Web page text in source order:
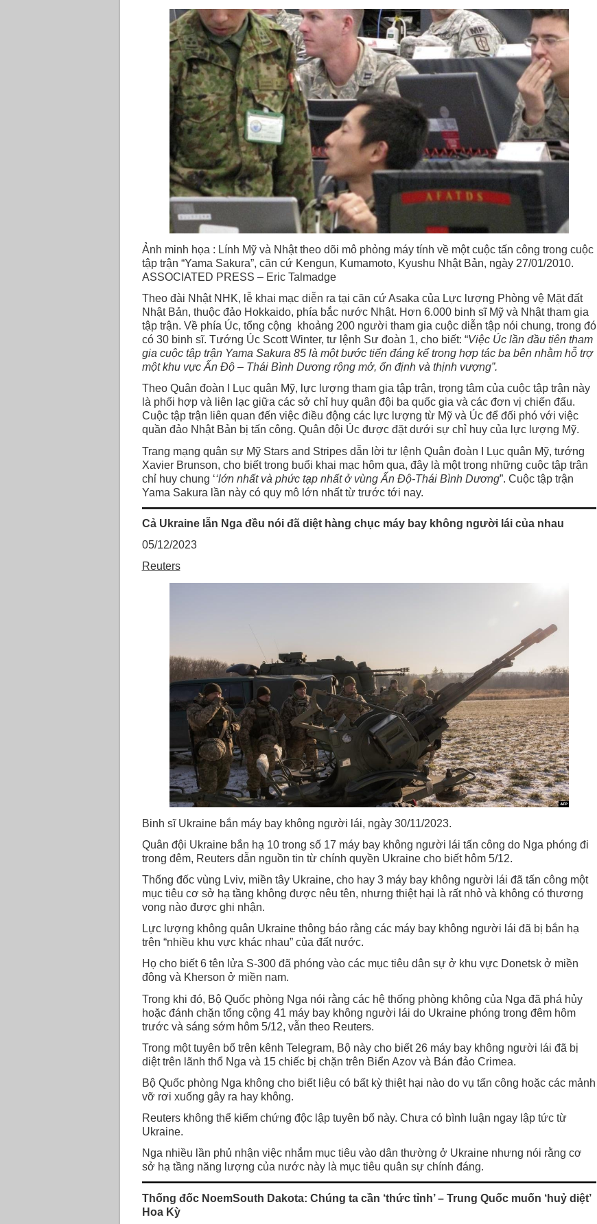
Ảnh minh họa : Lính Mỹ và Nhật theo dõi mô phỏng máy tính về một cuộc tấn công trong cuộc
tập trận “Yama Sakura”, căn cứ Kengun, Kumamoto, Kyushu Nhật Bản, ngày 27/01/2010.
ASSOCIATED PRESS – Eric Talmadge
Theo đài Nhật NHK, lễ khai mạc diễn ra tại căn cứ Asaka của Lực lượng Phòng vệ Mặt đất
Nhật Bản, thuộc đảo Hokkaido, phía bắc nước Nhật. Hơn 6.000 binh sĩ Mỹ và Nhật tham gia
tập trận. Về phía Úc, tổng cộng khoảng 200 người tham gia cuộc diễn tập nói chung, trong đó
có 30 binh sĩ. Tướng Úc Scott Winter, tư lệnh Sư đoàn 1, cho biết: “Việc Úc lần đầu tiên tham
gia cuộc tập trận Yama Sakura 85 là một bước tiến đáng kể trong hợp tác ba bên nhằm hỗ trợ
một khu vực Ấn Độ – Thái Bình Dương rộng mở, ổn định và thịnh vượng”.
Theo Quân đoàn I Lục quân Mỹ, lực lượng tham gia tập trận, trọng tâm của cuộc tập trận này
là phối hợp và liên lạc giữa các sở chỉ huy quân đội ba quốc gia và các đơn vị chiến đấu.
Cuộc tập trận liên quan đến việc điều động các lực lượng từ Mỹ và Úc để đối phó với việc
quần đảo Nhật Bản bị tấn công. Quân đội Úc được đặt dưới sự chỉ huy của lực lượng Mỹ.
Trang mạng quân sự Mỹ Stars and Stripes dẫn lời tư lệnh Quân đoàn I Lục quân Mỹ, tướng
Xavier Brunson, cho biết trong buổi khai mạc hôm qua, đây là một trong những cuộc tập trận
chỉ huy chung ‘‘lớn nhất và phức tạp nhất ở vùng Ấn Độ-Thái Bình Dương”. Cuộc tập trận
Yama Sakura lần này có quy mô lớn nhất từ trước tới nay.
Cả Ukraine lẫn Nga đều nói đã diệt hàng chục máy bay không người lái của nhau
05/12/2023
Reuters
Binh sĩ Ukraine bắn máy bay không người lái, ngày 30/11/2023.
Quân đội Ukraine bắn hạ 10 trong số 17 máy bay không người lái tấn công do Nga phóng đi
trong đêm, Reuters dẫn nguồn tin từ chính quyền Ukraine cho biết hôm 5/12.
Thống đốc vùng Lviv, miền tây Ukraine, cho hay 3 máy bay không người lái đã tấn công một
mục tiêu cơ sở hạ tầng không được nêu tên, nhưng thiệt hại là rất nhỏ và không có thương
vong nào được ghi nhận.
Lực lượng không quân Ukraine thông báo rằng các máy bay không người lái đã bị bắn hạ
trên “nhiều khu vực khác nhau” của đất nước.
Họ cho biết 6 tên lửa S-300 đã phóng vào các mục tiêu dân sự ở khu vực Donetsk ở miền
đông và Kherson ở miền nam.
Trong khi đó, Bộ Quốc phòng Nga nói rằng các hệ thống phòng không của Nga đã phá hủy
hoặc đánh chặn tổng cộng 41 máy bay không người lái do Ukraine phóng trong đêm hôm
trước và sáng sớm hôm 5/12, vẫn theo Reuters.
Trong một tuyên bố trên kênh Telegram, Bộ này cho biết 26 máy bay không người lái đã bị
diệt trên lãnh thổ Nga và 15 chiếc bị chặn trên Biển Azov và Bán đảo Crimea.
Bộ Quốc phòng Nga không cho biết liệu có bất kỳ thiệt hại nào do vụ tấn công hoặc các mảnh
vỡ rơi xuống gây ra hay không.
Reuters không thể kiểm chứng độc lập tuyên bố này. Chưa có bình luận ngay lập tức từ
Ukraine.
Nga nhiều lần phủ nhận việc nhắm mục tiêu vào dân thường ở Ukraine nhưng nói rằng cơ
sở hạ tầng năng lượng của nước này là mục tiêu quân sự chính đáng.
Thống đốc NoemSouth Dakota: Chúng ta cần ‘thức tỉnh’ – Trung Quốc muốn ‘huỷ diệt’
Hoa Kỳ